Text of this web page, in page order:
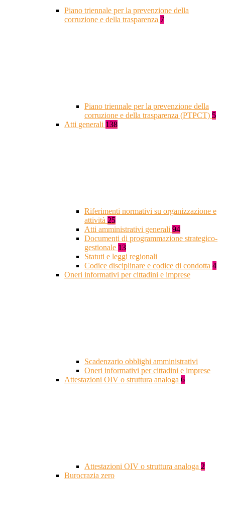
Piano triennale per la prevenzione della
corruzione e della trasparenza 7
Piano triennale per la prevenzione della
corruzione e della trasparenza (PTPCT) 5
Atti generali 138
Riferimenti normativi su organizzazione e
attività 25
Atti amministrativi generali 94
Documenti di programmazione strategico-
gestionale 13
Statuti e leggi regionali
Codice disciplinare e codice di condotta 4
Oneri informativi per cittadini e imprese
Scadenzario obblighi amministrativi
Oneri informativi per cittadini e imprese
Attestazioni OIV o struttura analoga 6
Attestazioni OIV o struttura analoga 2
Burocrazia zero